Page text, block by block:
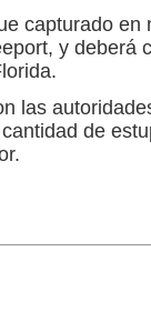
capturado
y deberá
las
de